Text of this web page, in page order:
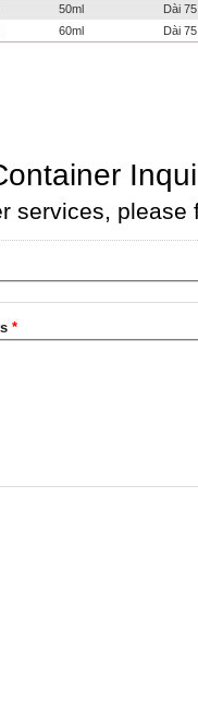
50ml
Dài
60ml Dài